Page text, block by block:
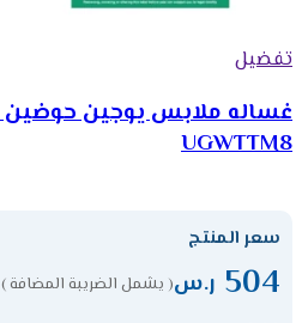
تفضيل
UGWTTM8
سعر المنتج
504 ر.س( يشمل الضريبة المضافة )